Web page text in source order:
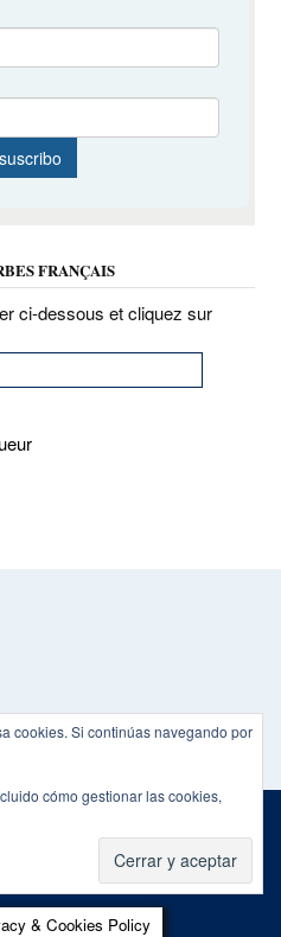
FRANÇAIS
ci-dessous et cliquez sur
cookies. Si continúas navegando por
cómo gestionar las cookies,
PRIVACIDAD
& Cookies Policy